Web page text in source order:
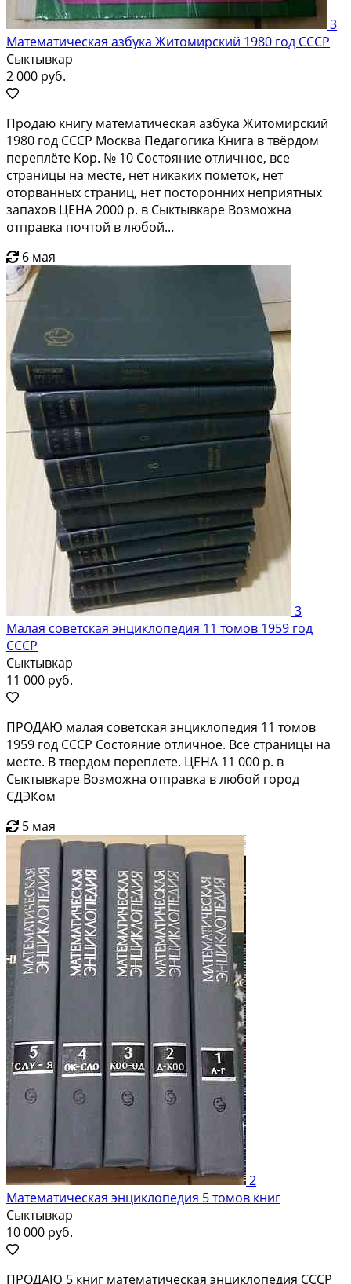
3
Математическая азбука Житомирский 1980 год СССР
Сыктывкар
2 000 руб.
Продаю книгу математическая азбука Житомирский
1980 год СССР Москва Педагогика Книга в твёрдом
переплёте Кор. № 10 Состояние отличное, все
страницы на месте, нет никаких пометок, нет
оторванных страниц, нет посторонних неприятных
запахов ЦЕНА 2000 р. в Сыктывкаре Возможна
отправка почтой в любой...
6 мая
3
Малая советская энциклопедия 11 томов 1959 год
СССР
Сыктывкар
11 000 руб.
ПРОДАЮ малая советская энциклопедия 11 томов
1959 год СССР Состояние отличное. Все страницы на
месте. В твердом переплете. ЦЕНА 11 000 р. в
Сыктывкаре Возможна отправка в любой город
СДЭКом
5 мая
2
Математическая энциклопедия 5 томов книг
Сыктывкар
10 000 руб.
ПРОДАЮ 5 книг математическая энциклопедия СССР